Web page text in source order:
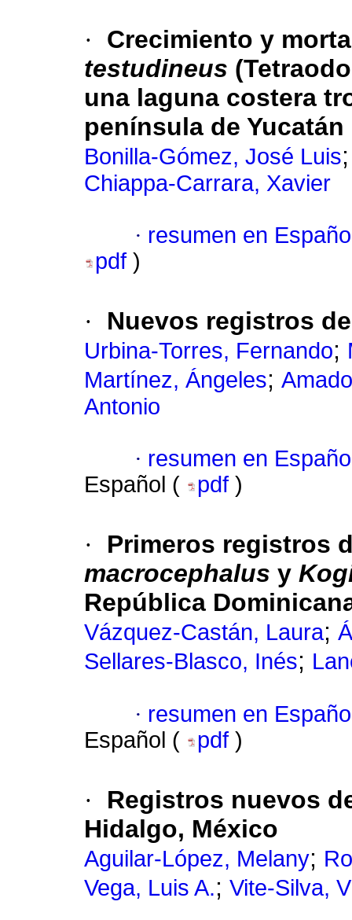
·
Crecimiento y
testudineus
una laguna costera
península de Yucatán
Bonilla-Gómez, José Luis
Chiappa-Carrara, Xavier
· resumen en
pdf )
· Nuevos registros
Urbina-Torres, Fernando;
Martínez, Ángeles;
Antonio
· resumen en
Español (
pdf )
·
Primeros registros
macrocephalus y
República
Vázquez-Castán, Laura;
Sellares-Blasco, Inés;
· resumen en
Español (
pdf )
·
Registros nuevos
Hidalgo, México
Aguilar-López, Melany;
Vega, Luis A.; Vite-Silva,